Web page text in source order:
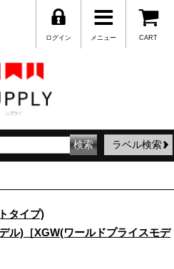
CART
メニュー
ログイン
ラベル検索
タイプ)
ル)［XGW(ワールドプライスモデ